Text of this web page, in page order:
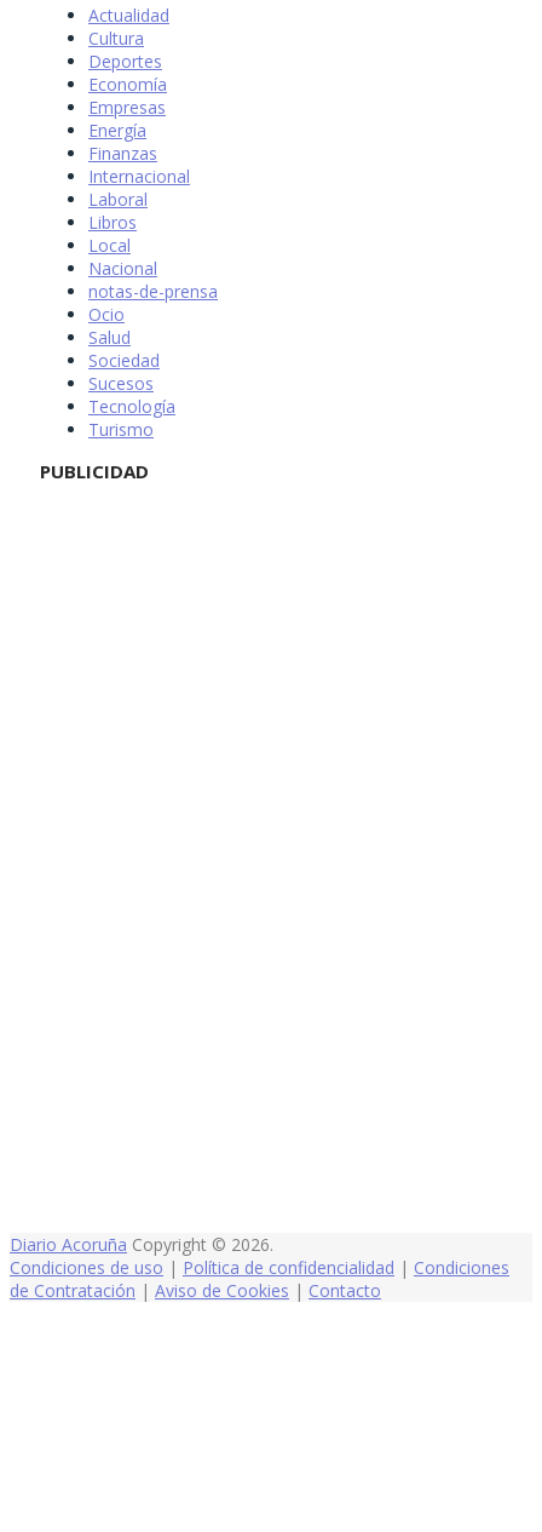
Actualidad
Cultura
Deportes
Economía
Empresas
Energía
Finanzas
Internacional
Laboral
Libros
Local
Nacional
notas-de-prensa
Ocio
Salud
Sociedad
Sucesos
Tecnología
Turismo
PUBLICIDAD
Diario Acoruña Copyright © 2026.
Condiciones de uso | Política de confidencialidad | Condiciones
de Contratación | Aviso de Cookies | Contacto